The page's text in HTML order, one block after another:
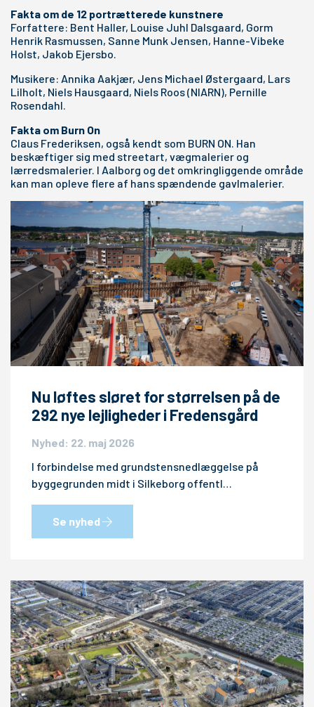
Fakta om de 12 portrætterede kunstnere
Forfattere: Bent Haller, Louise Juhl Dalsgaard, Gorm
Henrik Rasmussen, Sanne Munk Jensen, Hanne-Vibeke
Holst, Jakob Ejersbo.
Musikere: Annika Aakjær, Jens Michael Østergaard, Lars
Lilholt, Niels Hausgaard, Niels Roos (NIARN), Pernille
Rosendahl.
Fakta om Burn On
Claus Frederiksen, også kendt som BURN ON. Han
beskæftiger sig med streetart, vægmalerier og
lærredsmalerier. I Aalborg og det omkringliggende område
kan man opleve flere af hans spændende gavlmalerier.
Nu løftes sløret for størrelsen på de
292 nye lejligheder i Fredensgård
Nyhed: 22. maj 2026
I forbindelse med grundstensnedlæggelse på
byggegrunden midt i Silkeborg offentl…
Se nyhed